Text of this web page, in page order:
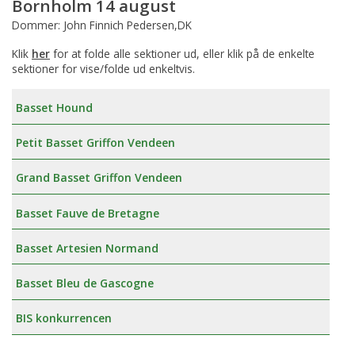
Bornholm 14 august
Dommer: John Finnich Pedersen,DK
Klik her for at folde alle sektioner ud, eller klik på de enkelte
sektioner for vise/folde ud enkeltvis.
Basset Hound
Petit Basset Griffon Vendeen
Grand Basset Griffon Vendeen
Basset Fauve de Bretagne
Basset Artesien Normand
Basset Bleu de Gascogne
BIS konkurrencen